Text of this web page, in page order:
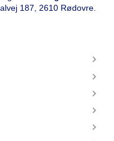
187, 2610 Rødovre.